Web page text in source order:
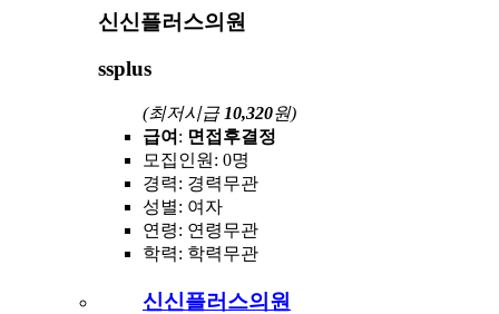
신신플러스의원
ssplus
(최저시급 10,320원)
급여 : 면접후결정
모집인원 : 0명
경력: 경력무관
성별: 여자
연령: 연령무관
학력: 학력무관
신신플러스의원